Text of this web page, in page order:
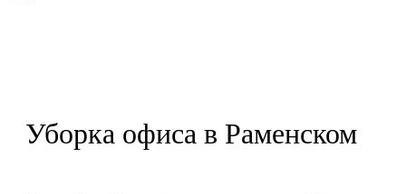
Уборка офиса в Раменском